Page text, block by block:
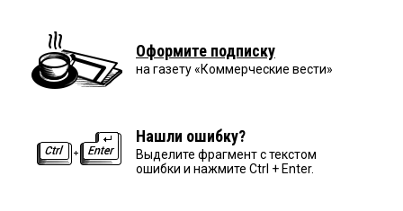
Оформите подписку
на газету «Коммерческие вести»
Нашли ошибку?
Выделите фрагмент с текстом
ошибки и нажмите Ctrl + Enter.